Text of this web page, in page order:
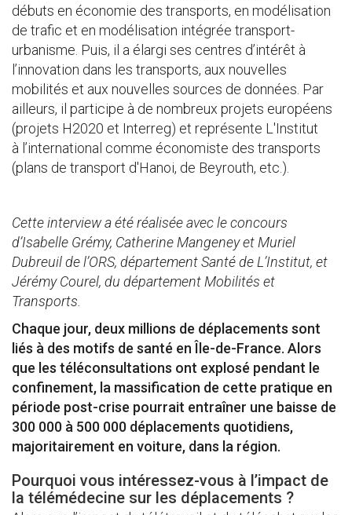
débuts en économie des transports, en modélisation
de trafic et en modélisation intégrée transport-
urbanisme. Puis, il a élargi ses centres d’intérêt à
l’innovation dans les transports, aux nouvelles
mobilités et aux nouvelles sources de données. Par
ailleurs, il participe à de nombreux projets européens
(projets H2020 et Interreg) et représente L'Institut
à l’international comme économiste des transports
(plans de transport d'Hanoi, de Beyrouth, etc.).
Cette interview a été réalisée avec le concours
d’Isabelle Grémy, Catherine Mangeney et Muriel
Dubreuil de l’ORS, département Santé de L’Institut, et
Jérémy Courel, du département Mobilités et
Transports.
Chaque jour, deux millions de déplacements sont
liés à des motifs de santé en Île-de-France. Alors
que les téléconsultations ont explosé pendant le
confinement, la massification de cette pratique en
période post-crise pourrait entraîner une baisse de
300 000 à 500 000 déplacements quotidiens,
majoritairement en voiture, dans la région.
Pourquoi vous intéressez-vous à l’impact de
la télémédecine sur les déplacements ?